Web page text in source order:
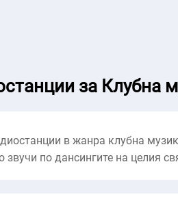
за Клубна
в жанра клубна
звучи по дансингите на целия